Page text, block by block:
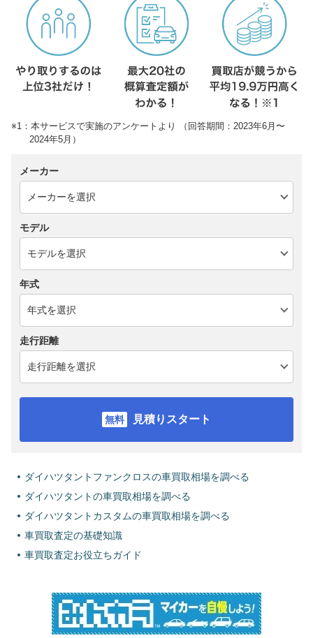
※1：本サービスで実施のアンケートより （回答期間：2023年6月〜
2024年5月）
メーカー
モデル
年式
走行距離
見積りスタート
ダイハツタントファンクロスの車買取相場を調べる
ダイハツタントの車買取相場を調べる
ダイハツタントカスタムの車買取相場を調べる
車買取査定の基礎知識
車買取査定お役立ちガイド